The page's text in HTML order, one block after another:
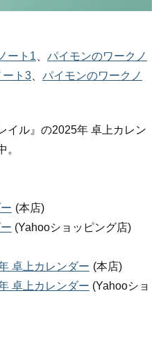
ート1
パイモンのワークノ
ート3
パイモンのワークノ
イル』の2025年 卓上カレン
。
(本店)
(Yahooショッピング店)
卓上カレンダー (本店)
卓上カレンダー (Yahooショ